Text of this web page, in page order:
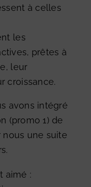
à celles
les
prêtes à
leur
croissance.
avons intégré
(promo 1) de
nous une suite
aimé :